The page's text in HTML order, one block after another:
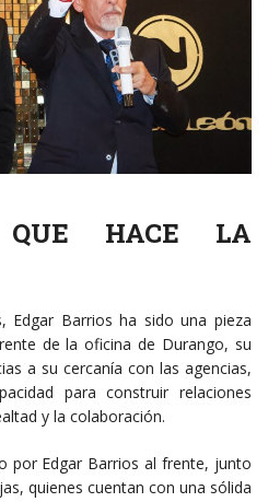
HACE LA
Edgar Barrios ha sido una pieza
de la oficina de Durango, su
a su cercanía con las agencias,
para construir relaciones
y la colaboración.
por Edgar Barrios al frente, junto
quienes cuentan con una sólida